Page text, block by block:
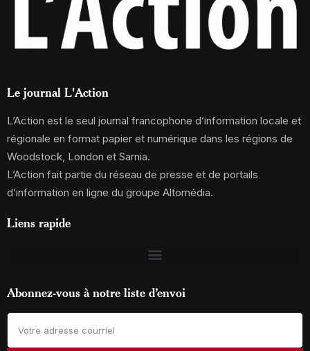
Le journal L'Action
L’Action est le seul journal francophone d’information locale et
régionale en format papier et numérique dans les régions de
Woodstock, London et Sarnia.
L’Action fait partie du réseau de presse et de portails
d’information en ligne du groupe Altomédia.
Liens rapide
Abonnez-vous à notre liste d’envoi